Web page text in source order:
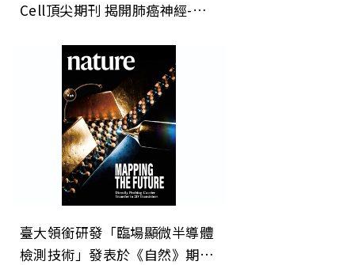
Cell頂尖期刊 揭開肺癌神經-免
電」新方向
臺大領銜研發「臨場顯微半導體
檢測技術」發表於《自然》期